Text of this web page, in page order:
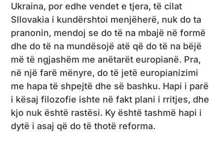
Ukraina, por edhe vendet e tjera, të cilat
Sllovakia i kundërshtoi menjëherë, nuk do ta
pranonin, mendoj se do të na mbajë në formë
dhe do të na mundësojë atë që do të na bëjë
më të ngjashëm me anëtarët europianë. Pra,
në një farë mënyre, do të jetë europianizimi
me hapa të shpejtë dhe së bashku. Hapi i parë
i kësaj filozofie ishte në fakt plani i rritjes, dhe
kjo nuk është rastësi. Ky është tashmë hapi i
dytë i asaj që do të thotë reforma.